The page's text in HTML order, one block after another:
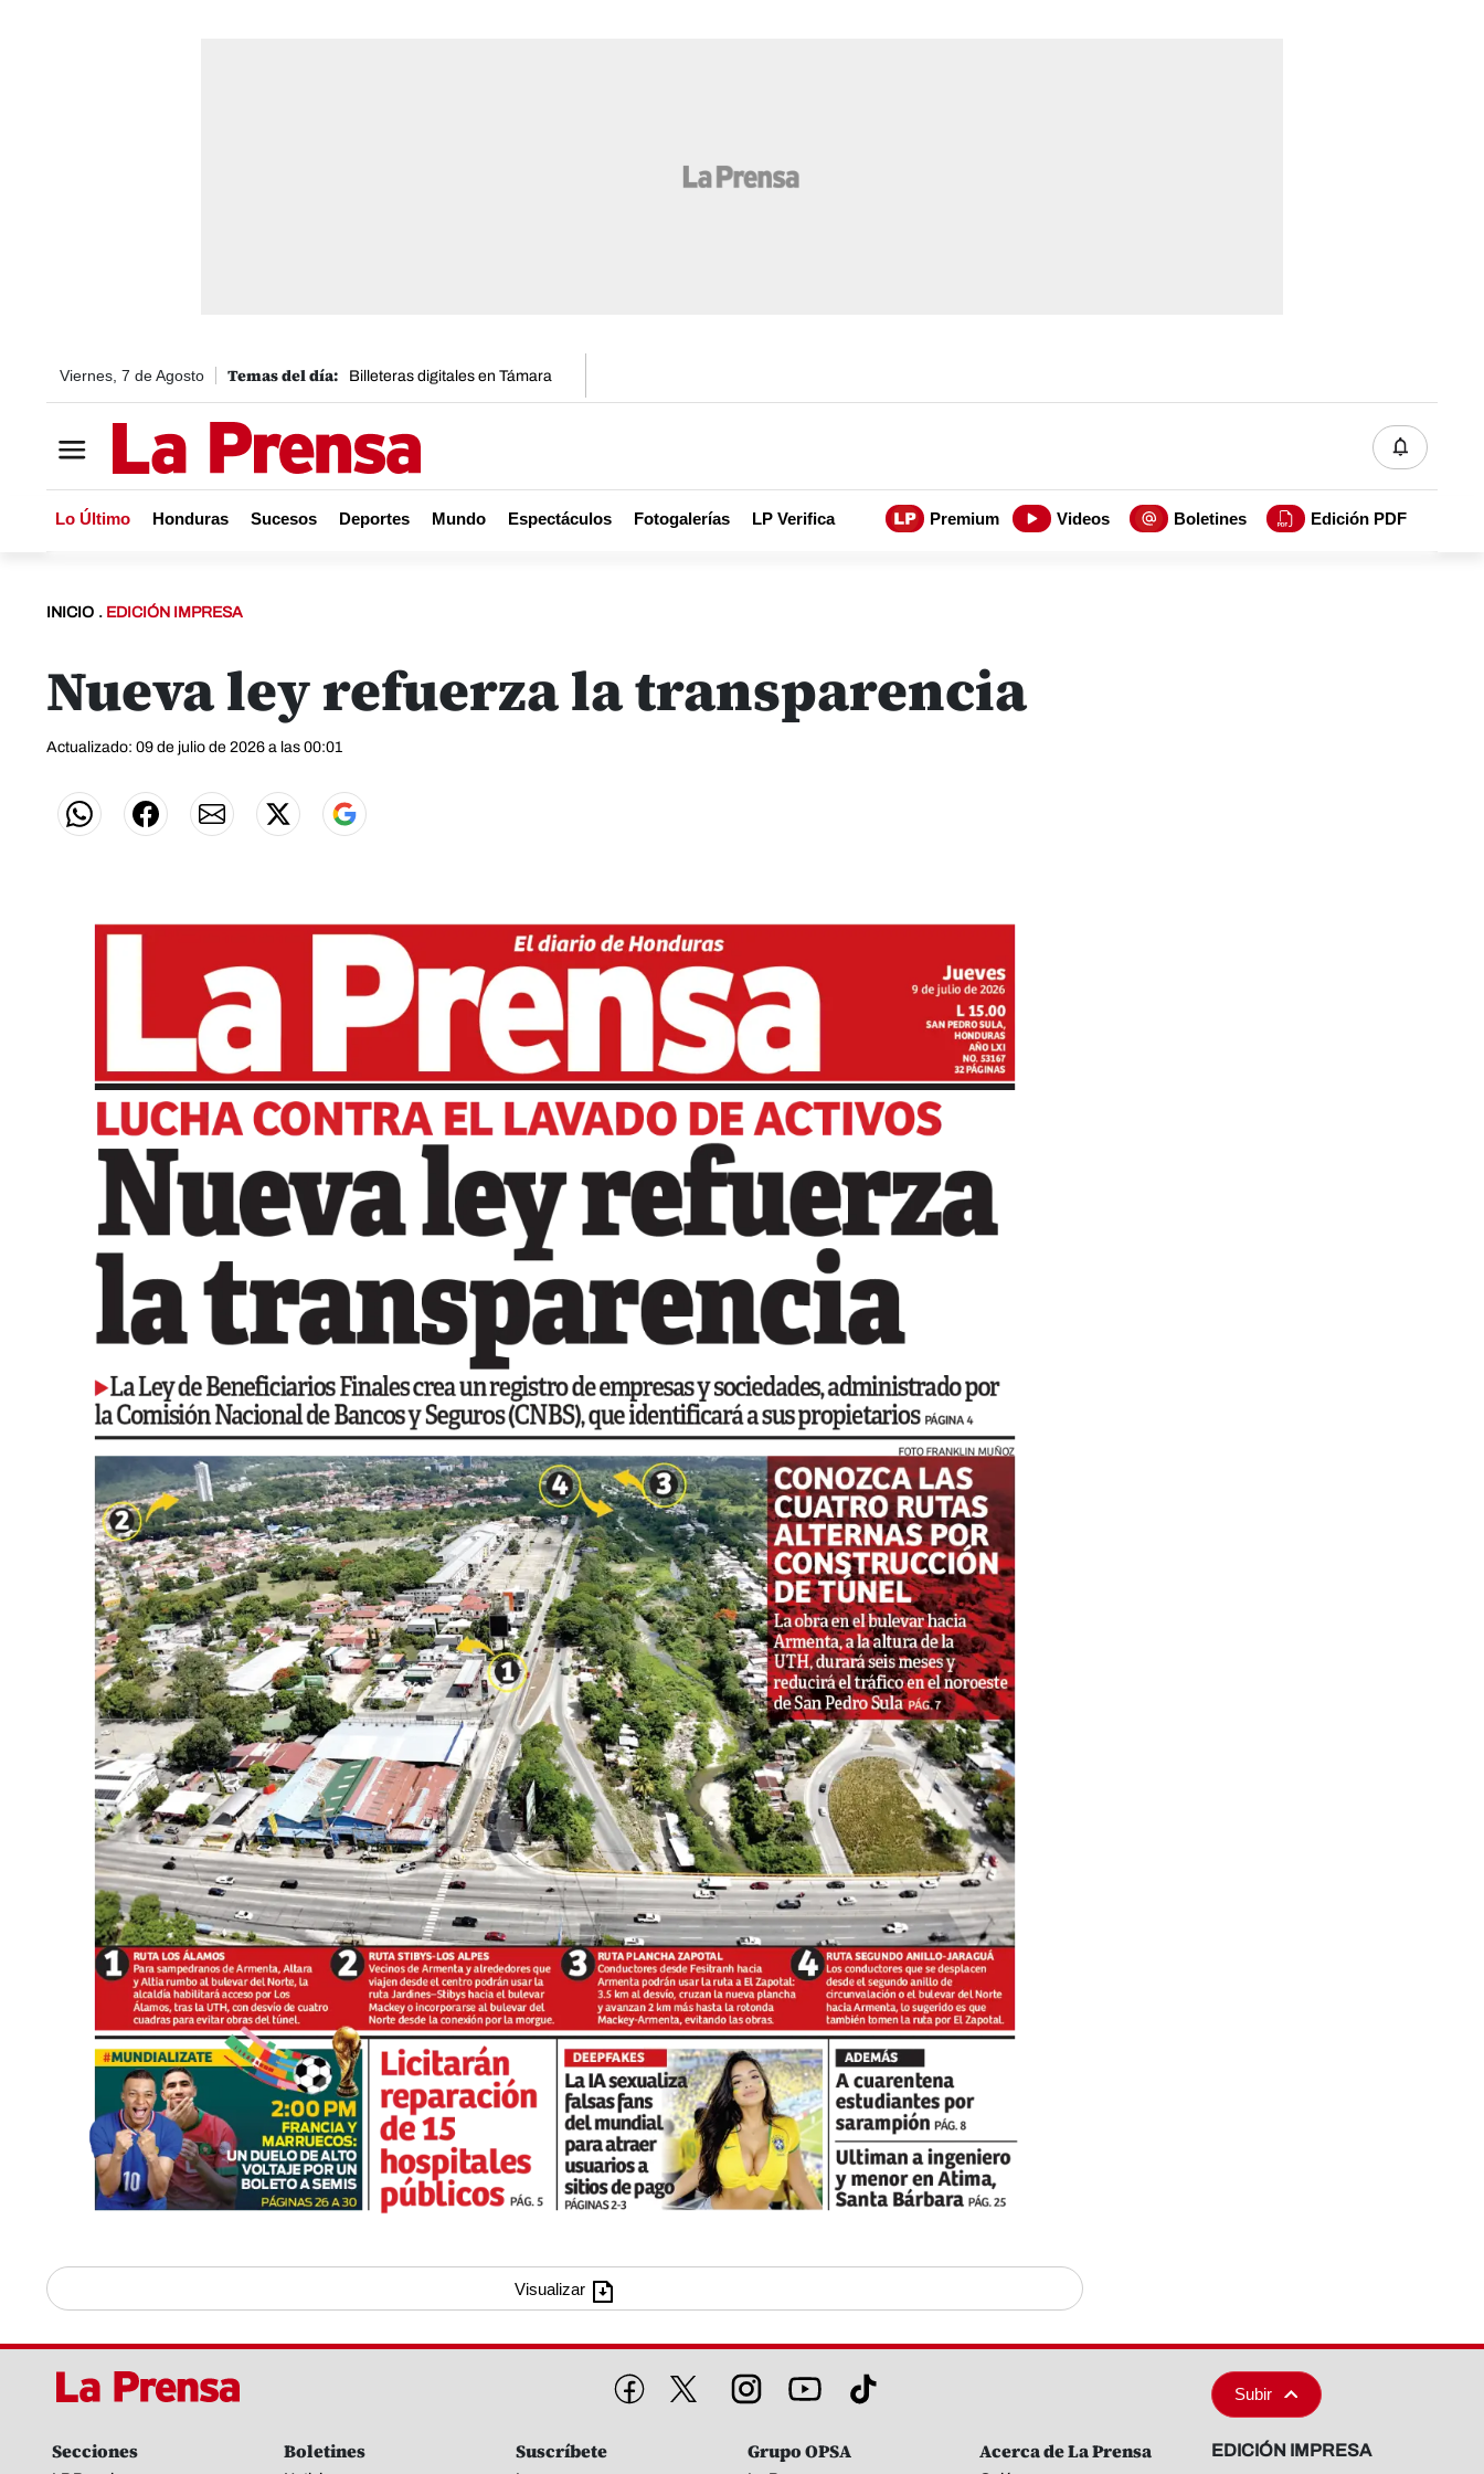
Viernes, 7 de Agosto Billeteras digitales en Támara
Lo Último Honduras Sucesos Deportes Mundo Espectáculos Fotogalerías LP Verifica Premium Videos Boletines Edición PDF
INICIO . EDICIÓN IMPRESA
Nueva ley refuerza la transparencia
Actualizado: 09 de julio de 2026 a las 00:01
Visualizar
Subir
Secciones Boletines Suscríbete Grupo OPSA Acerca de La Prensa EDICIÓN IMPRESA